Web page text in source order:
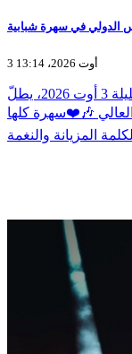
الدولي في سهرة شبابية
3 أوت 2026، 13:14
على ركح المسرح الصيفي بسيدي منصور، الليلة 3 أوت 2026، يطلّ
🎶❤️سهرة كلها